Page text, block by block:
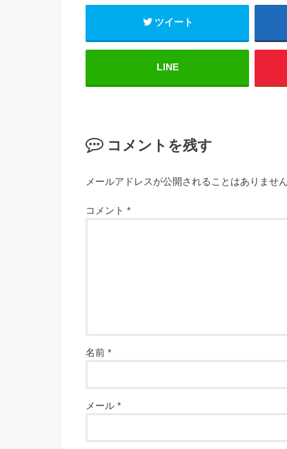
ツイート
LINE
コメントを残す
メールアドレスが公開されることはありません
コメント *
名前 *
メール *